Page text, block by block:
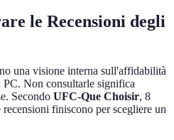
le Recensioni degli
una visione interna sull'affidabilità
Non consultarle significa
Secondo UFC-Que Choisir, 8
finiscono per scegliere un